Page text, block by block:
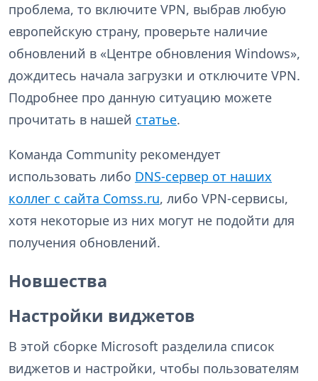
проблема, то включите VPN, выбрав любую
европейскую страну, проверьте наличие
обновлений в «Центре обновления Windows»,
дождитесь начала загрузки и отключите VPN.
Подробнее про данную ситуацию можете
прочитать в нашей статье.
Команда Community рекомендует
использовать либо DNS-сервер от наших
коллег с сайта Comss.ru, либо VPN-сервисы,
хотя некоторые из них могут не подойти для
получения обновлений.
Новшества
Настройки виджетов
В этой сборке Microsoft разделила список
виджетов и настройки, чтобы пользователям